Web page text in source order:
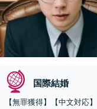
国際結婚
【無罪獲得】【中文対応